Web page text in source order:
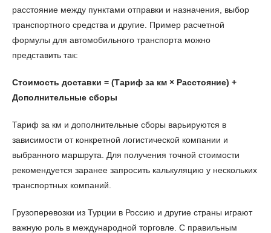
расстояние между пунктами отправки и назначения, выбор
транспортного средства и другие. Пример расчетной
формулы для автомобильного транспорта можно
представить так:
Стоимость доставки = (Тариф за км × Расстояние) +
Дополнительные сборы
Тариф за км и дополнительные сборы варьируются в
зависимости от конкретной логистической компании и
выбранного маршрута. Для получения точной стоимости
рекомендуется заранее запросить калькуляцию у нескольких
транспортных компаний.
Грузоперевозки из Турции в Россию и другие страны играют
важную роль в международной торговле. С правильным